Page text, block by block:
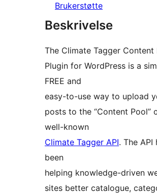
Brukerstøtte
Beskrivelse
The Climate Tagger Content
Plugin for WordPress is a
FREE and
easy-to-use way to upload
posts to the “Content Pool”
well-known
Climate Tagger API. The API
been
helping knowledge-driven
sites better catalogue,